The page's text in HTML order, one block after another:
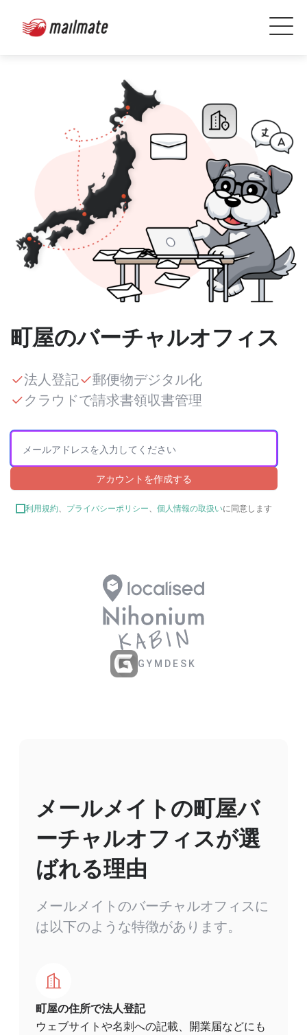
町屋のバーチャルオフィス
法人登記
郵便物デジタル化
クラウドで請求書領収書管理
アカウントを作成する
利用規約、 プライバシーポリシー、 個人情報の取扱いに同意します
GYMDESK
メールメイトの町屋バ
ーチャルオフィスが選
ばれる理由
メールメイトのバーチャルオフィスに
は以下のような特徴があります。
町屋の住所で法人登記
ウェブサイトや名刺への記載、開業届などにも